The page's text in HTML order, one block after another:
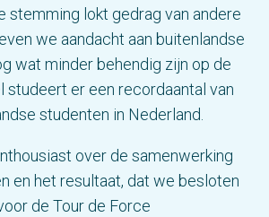
stemming lokt gedrag van andere
we aandacht aan buitenlandse
wat minder behendig zijn op de
studeert er een recordaantal van
studenten in Nederland.
over de samenwerking
en het resultaat, dat we besloten
de Tour de Force